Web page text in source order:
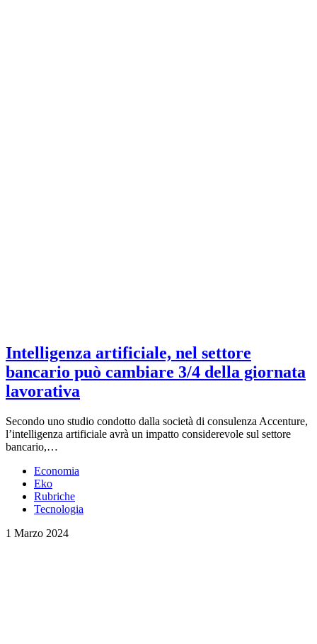
Intelligenza artificiale, nel settore
bancario può cambiare 3/4 della giornata
lavorativa
Secondo uno studio condotto dalla società di consulenza Accenture,
l’intelligenza artificiale avrà un impatto considerevole sul settore
bancario,…
Economia
Eko
Rubriche
Tecnologia
1 Marzo 2024